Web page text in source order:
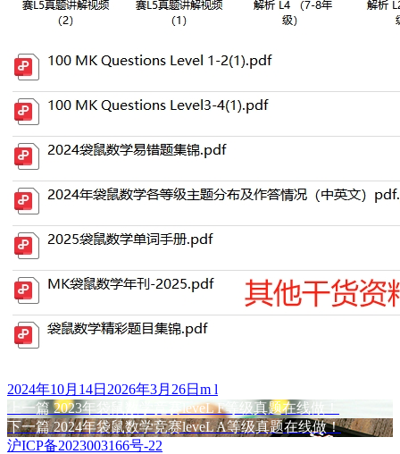
发
于
2024年10月14日 2026年3月26日 作
者
m l
文
章
上一篇 上
篇
文
2023年袋鼠数学竞赛leveL F等级真题在线做！
下一篇下
篇
2024年袋鼠数学竞赛leveL A等级真题在线做！
沪ICP备2023003166号-22